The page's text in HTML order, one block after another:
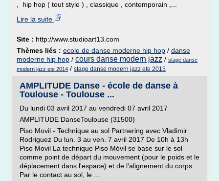
, hip hop ( tout style ) , classique , contemporain ,...
Lire la suite
Site : http://www.studioart13.com
Thèmes liés : ecole de danse moderne hip hop / danse
moderne hip hop / cours danse modern jazz / stage danse
modern jazz ete 2014 / stage danse modern jazz ete 2015
AMPLITUDE Danse - école de danse à
Toulouse - Toulouse ...
Du lundi 03 avril 2017 au vendredi 07 avril 2017
AMPLITUDE DanseToulouse (31500)
Piso Movil - Technique au sol Partnering avec Vladimir
Rodriguez Du lun. 3 au ven. 7 avril 2017 De 10h à 13h
Piso Movil La technique Piso Móvil se base sur le sol
comme point de départ du mouvement (pour le poids et le
déplacement dans l'espace) et de l'alignement du corps.
Par le contact au sol, le ...